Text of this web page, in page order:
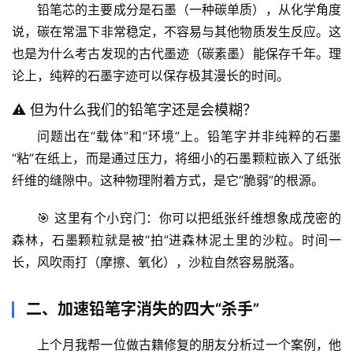
铅笔芯的主要成分是石墨（一种碳单质），从化学角度
说，碳在常温下非常稳定，不容易与其他物质发生反应。这
也是为什么考古发现的古代墨迹（碳素墨）能保存千年。 理
论上，纯粹的石墨字迹可以保存极其漫长的时间。
⚠️ 但为什么我们的铅笔字还是会模糊？
问题出在“载体”和“环境”上。铅笔字并非纯粹的石墨
“粘”在纸上，而是通过压力，将细小的石墨颗粒嵌入了纸张
纤维的缝隙中。这种物理附着方式，是它“脆弱”的根源。
🎯 这里有个小窍门：你可以把纸张纤维想象成茂密的
森林，石墨颗粒就是被“拍”进森林泥土里的沙粒。时间一
长，风吹雨打（摩擦、氧化），沙粒自然容易脱落。
二、加速铅笔字消失的四大“杀手”
上个月我帮一位做古籍修复的朋友分析过一个案例，他